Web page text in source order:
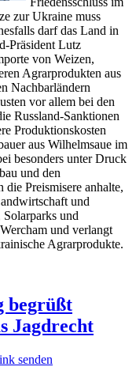
zur Ukraine muss
darf das Land in
Präsident Lutz
von Weizen,
Agrarprodukten aus
Nachbarländern
vor allem bei den
Russland-Sanktionen
Produktionskosten
aus Wilhelmsaue im
besonders unter Druck
und den
Preismisere anhalte,
und
und
und verlangt
Agrarprodukte.
begrüßt
Jagdrecht
senden